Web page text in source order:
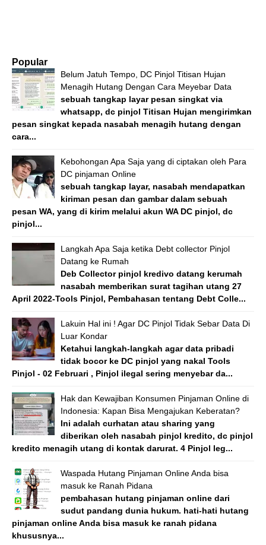
Popular
Belum Jatuh Tempo, DC Pinjol Titisan Hujan
Menagih Hutang Dengan Cara Meyebar Data
sebuah tangkap layar pesan singkat via
whatsapp, dc pinjol Titisan Hujan mengirimkan
pesan singkat kepada nasabah menagih hutang dengan
cara...
Kebohongan Apa Saja yang di ciptakan oleh Para
DC pinjaman Online
sebuah tangkap layar, nasabah mendapatkan
kiriman pesan dan gambar dalam sebuah
pesan WA, yang di kirim melalui akun WA DC pinjol, dc
pinjol...
Langkah Apa Saja ketika Debt collector Pinjol
Datang ke Rumah
Deb Collector pinjol kredivo datang kerumah
nasabah memberikan surat tagihan utang 27
April 2022-Tools Pinjol, Pembahasan tentang Debt Colle...
Lakuin Hal ini ! Agar DC Pinjol Tidak Sebar Data Di
Luar Kondar
Ketahui langkah-langkah agar data pribadi
tidak bocor ke DC pinjol yang nakal Tools
Pinjol - 02 Februari , Pinjol ilegal sering menyebar da...
Hak dan Kewajiban Konsumen Pinjaman Online di
Indonesia: Kapan Bisa Mengajukan Keberatan?
Ini adalah curhatan atau sharing yang
diberikan oleh nasabah pinjol kredito, dc pinjol
kredito menagih utang di kontak darurat. 4 Pinjol leg...
Waspada Hutang Pinjaman Online Anda bisa
masuk ke Ranah Pidana
pembahasan hutang pinjaman online dari
sudut pandang dunia hukum. hati-hati hutang
pinjaman online Anda bisa masuk ke ranah pidana
khususnya...